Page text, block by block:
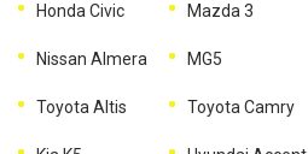
Honda Civic Mazda 3
Nissan Almera MG5
Toyota Altis Toyota Camry